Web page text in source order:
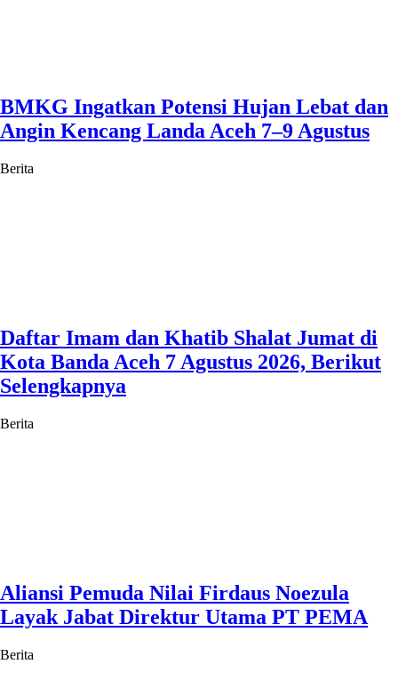
BMKG Ingatkan Potensi Hujan Lebat dan
Angin Kencang Landa Aceh 7–9 Agustus
Berita
Daftar Imam dan Khatib Shalat Jumat di
Kota Banda Aceh 7 Agustus 2026, Berikut
Selengkapnya
Berita
Aliansi Pemuda Nilai Firdaus Noezula
Layak Jabat Direktur Utama PT PEMA
Berita